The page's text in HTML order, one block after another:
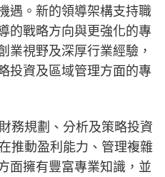
遇。新的領導架構支持職
的戰略方向與更強化的專
業視野及深厚行業經驗，
投資及區域管理方面的專
務規劃、分析及策略投資
推動盈利能力、管理複雜
面擁有豐富專業知識，並